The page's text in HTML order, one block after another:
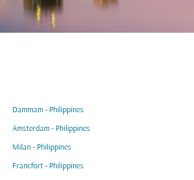
Dammam - Philippines
Amsterdam - Philippines
Milan - Philippines
Francfort - Philippines